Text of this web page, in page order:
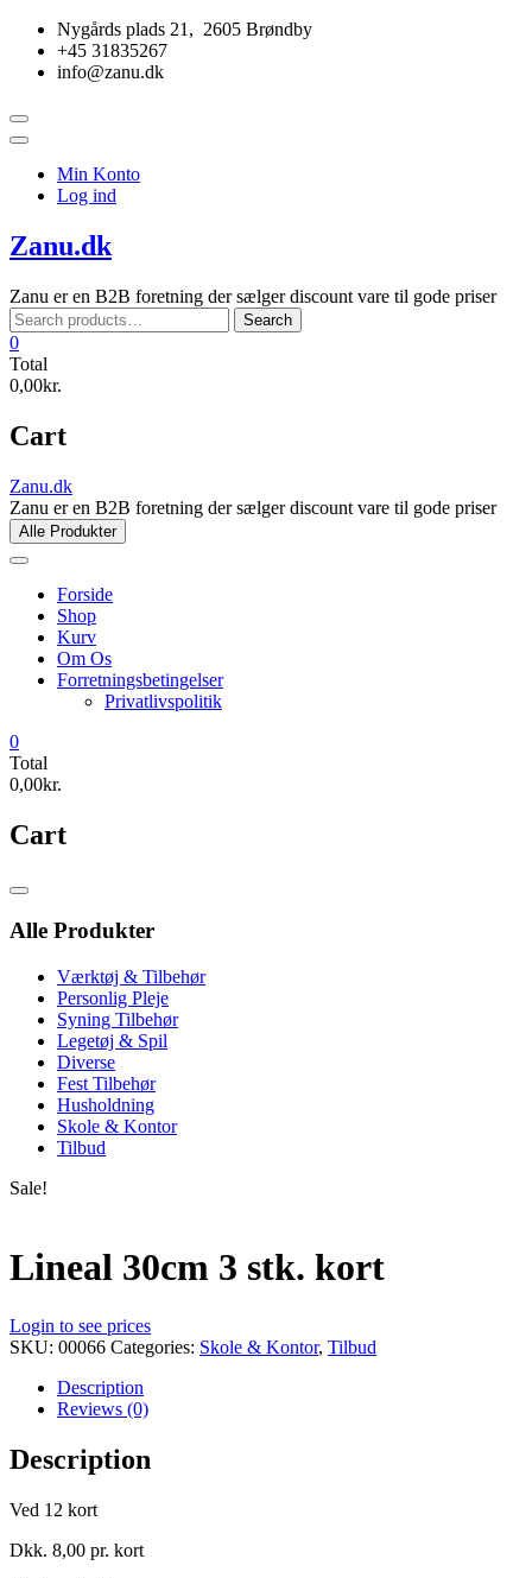
Skip
content
Nygårds plads 21, 2605 Brøndby
+45 31835267
info@zanu.dk
Topbar
Menu
Min Konto
Log ind
Zanu.dk
Zanu er en B2B foretning der sælger discount vare til gode priser
Search
for:
Search
0
Total
0,00kr.
Cart
Zanu.dk
Zanu er en B2B foretning der sælger discount vare til gode priser
Alle Produkter
Forside
Shop
Kurv
Om Os
Forretningsbetingelser
Privatlivspolitik
0
Total
0,00kr.
Cart
Catalog
Alle Produkter
Værktøj & Tilbehør
Personlig Pleje
Syning Tilbehør
Legetøj & Spil
Diverse
Fest Tilbehør
Husholdning
Skole & Kontor
Tilbud
Sale!
Lineal 30cm 3 stk. kort
Login to see prices
SKU: 00066 Categories: Skole & Kontor, Tilbud
Description
Reviews (0)
Description
Ved 12 kort
Dkk. 8,00 pr. kort